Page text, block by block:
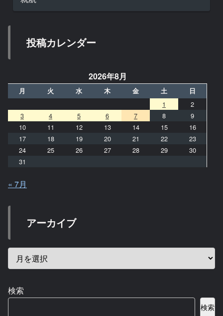
投稿カレンダー
2026年8月
月 火 水 木 金 土 日
1
2
3
4 5 6 7 8
9
10
11 12 13 14 15
16
17
18 19 20 21 22
23
24
25 26 27 28 29
30
31
« 7月
アーカイブ
検索
検索